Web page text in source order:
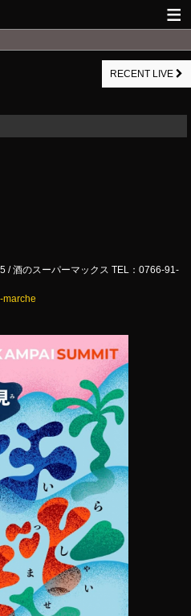
GUITAR WORKS
RECENT LIVE
/ 酒のスーパーマックス TEL：0766-91-
marche